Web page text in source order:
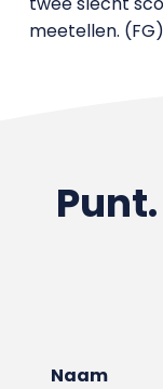
meetellen. (FG)
Naam